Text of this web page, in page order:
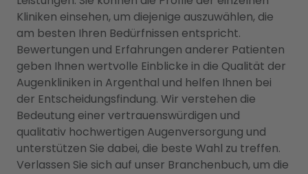
Kliniken einsehen, um diejenige auszuwählen, die
am besten Ihren Bedürfnissen entspricht.
Bewertungen und Erfahrungen anderer Patienten
geben Ihnen wertvolle Einblicke in die Qualität der
Augenkliniken in Argenthal und helfen Ihnen bei
der Entscheidungsfindung. Wir verstehen die
Bedeutung einer vertrauenswürdigen und
qualitativ hochwertigen Augenversorgung und
unterstützen Sie dabei, die beste Wahl zu treffen.
Verlassen Sie sich auf unser Branchenbuch, um die